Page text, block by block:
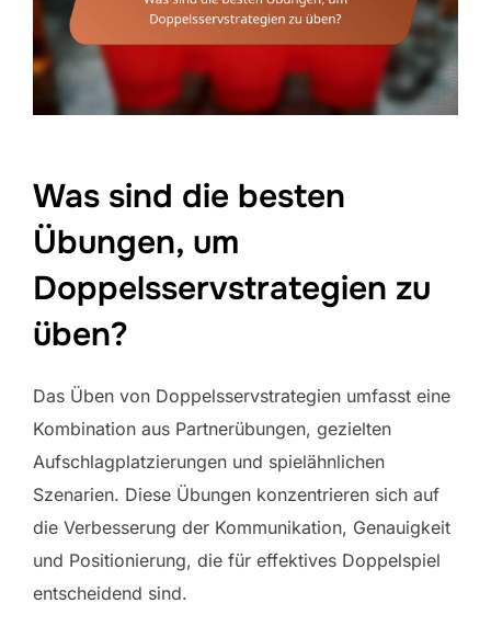
Was sind die besten
Übungen, um
Doppelsservstrategien zu
üben?
Das Üben von Doppelsservstrategien umfasst eine
Kombination aus Partnerübungen, gezielten
Aufschlagplatzierungen und spielähnlichen
Szenarien. Diese Übungen konzentrieren sich auf
die Verbesserung der Kommunikation, Genauigkeit
und Positionierung, die für effektives Doppelspiel
entscheidend sind.